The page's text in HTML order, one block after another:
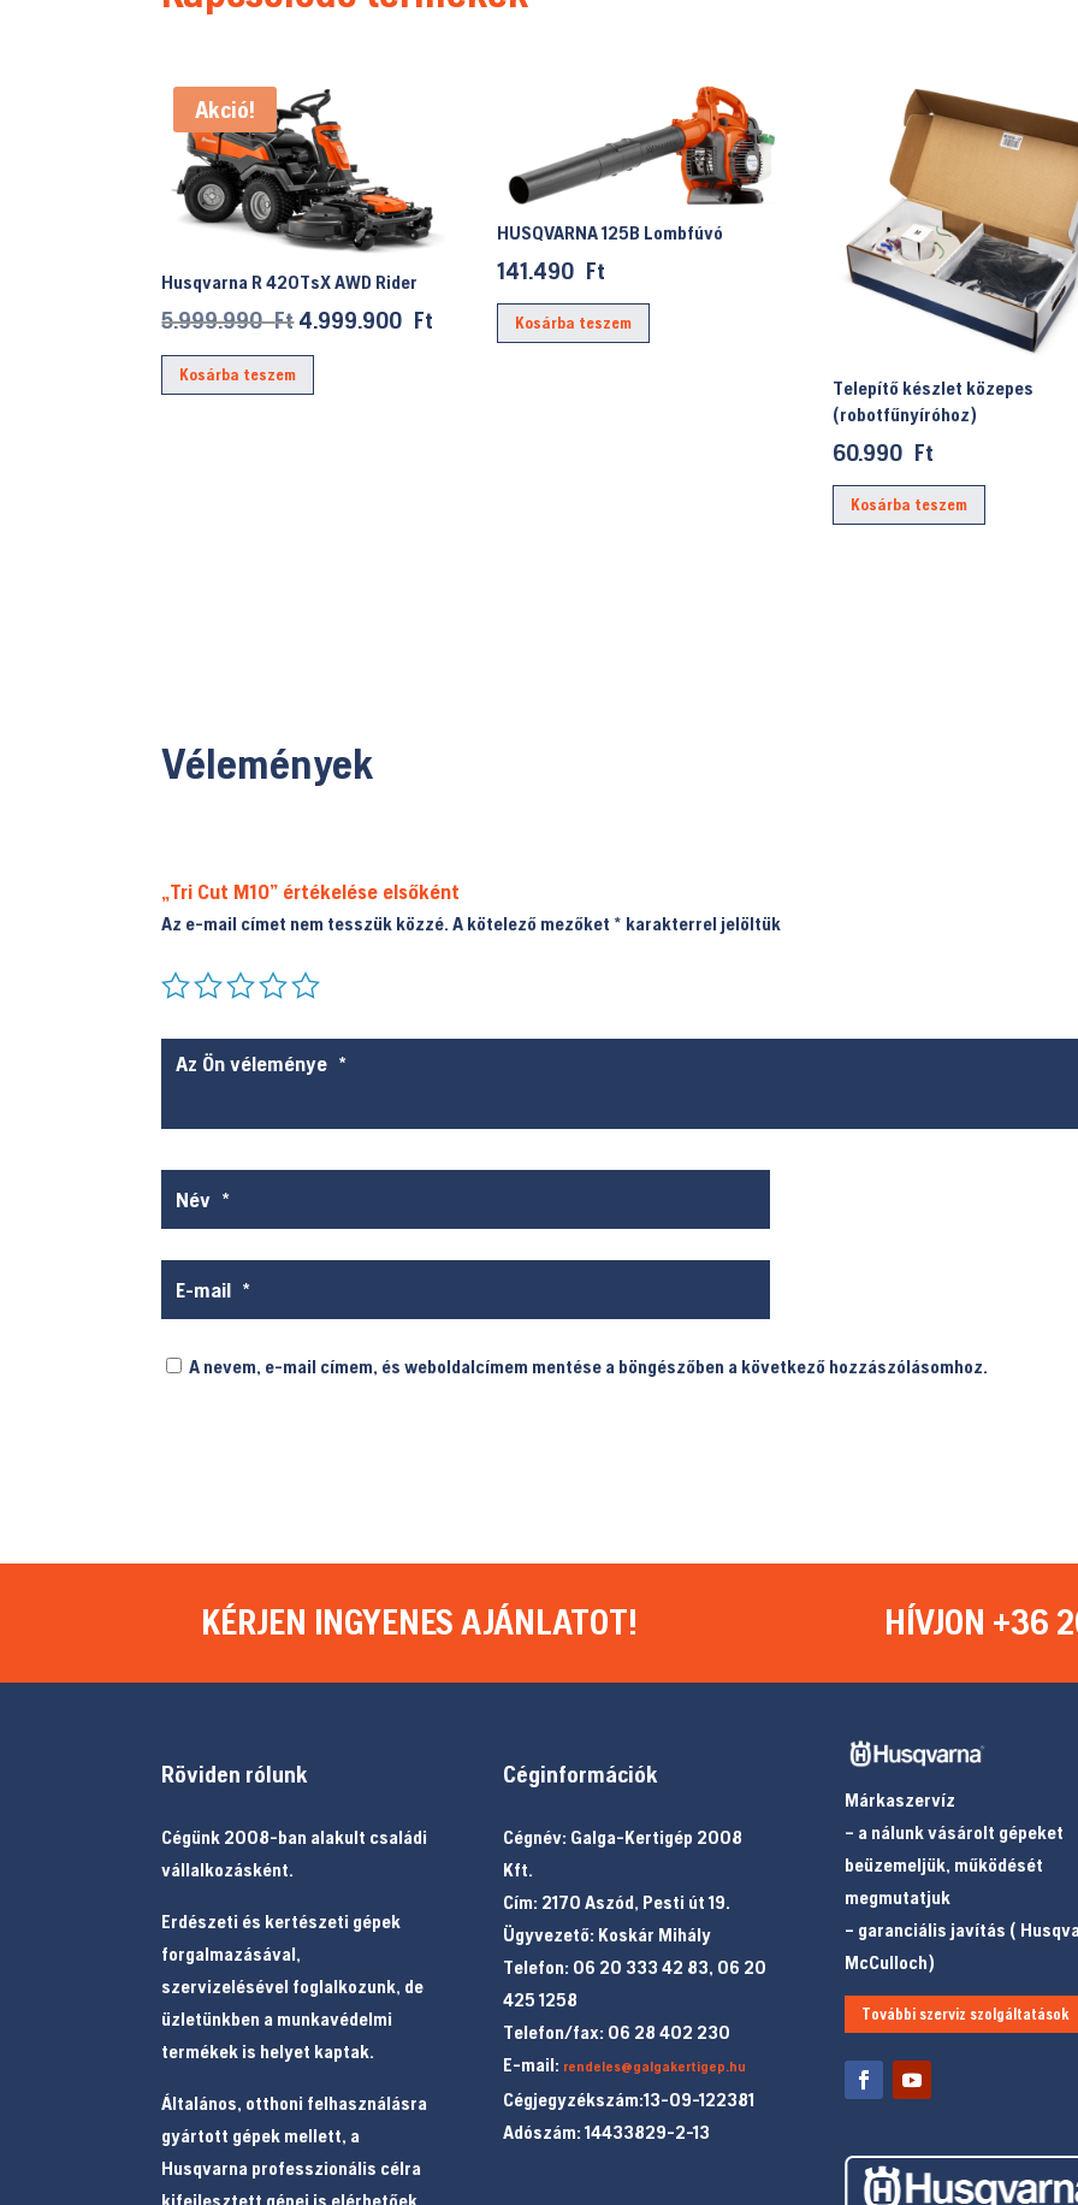
Akció!
Husqvarna R 420TsX AWD Rider
5.999.990FtOriginal
price
4.999.900 Ft
Kosárba teszem
HUSQVARNA 125B Lombfúvó
141.490 Ft
Kosárba teszem
Telepítő készlet közepes
(robotfűnyíróhoz)
60.990 Ft
Kosárba teszem
Vélemények
„Tri Cut M10” értékelése elsőként
Az e-mail címet nem tesszük közzé. A kötelező mezőket * karakterrel jelöltük
A nevem, e-mail címem, és weboldalcímem mentése a böngészőben a következő hozzászólásomhoz.
KÉRJEN INGYENES AJÁNLATOT! HÍVJON +36
Röviden rólunk
Cégünk 2008-ban alakult családi
vállalkozásként.
Erdészeti és kertészeti gépek
forgalmazásával,
szervizelésével foglalkozunk, de
üzletünkben a munkavédelmi
termékek is helyet kaptak.
Általános, otthoni felhasználásra
gyártott gépek mellett, a
Husqvarna professzionális célra
kifejlesztett gépei is elérhetőek
Céginformációk
Cégnév: Galga-Kertigép 2008
Kft.
Cím: 2170 Aszód, Pesti út 19.
Ügyvezető: Koskár Mihály
Telefon: 06 20 333 42 83, 06 20
425 1258
Telefon/fax: 06 28 402 230
E-mail: rendeles@galgakertigep.hu
Cégjegyzékszám:13-09-122381
Adószám: 14433829-2-13
Márkaszervíz
– a nálunk vásárolt gépeket
beüzemeljük, működését
megmutatjuk
– garanciális javítás (
McCulloch)
További szerviz szolgáltatások